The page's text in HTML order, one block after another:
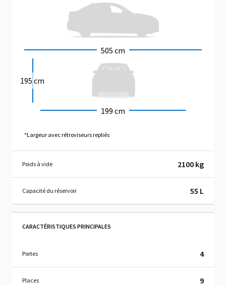
505 cm
199 cm
195 cm
*Largeur avec rétroviseurs repliés
Poids à vide 2100 kg
Capacité du réservoir 55 L
CARACTÉRISTIQUES PRINCIPALES
Portes 4
Places 9